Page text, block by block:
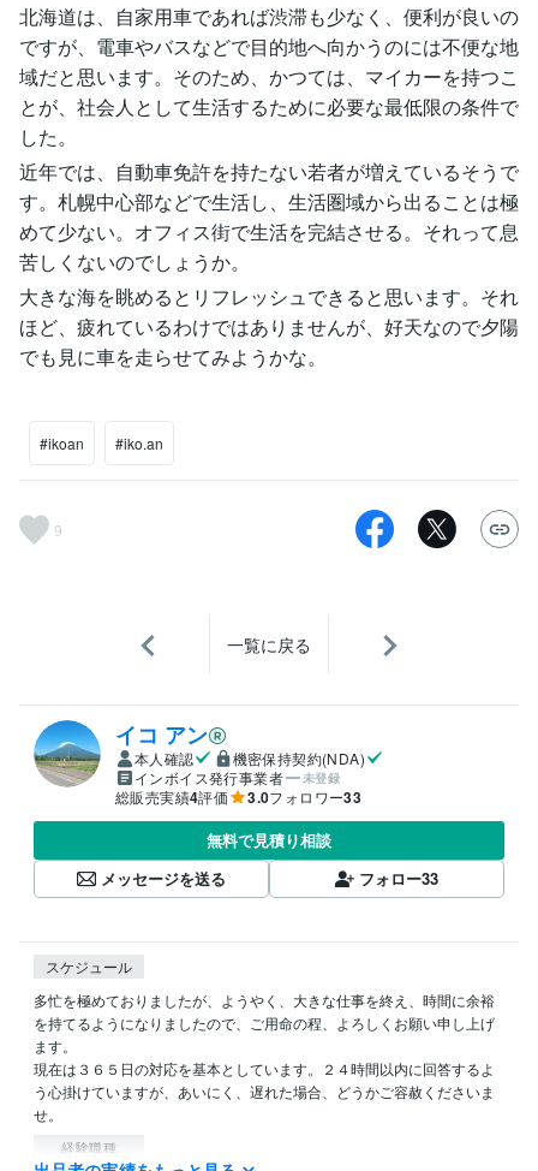
北海道は、自家用車であれば渋滞も少なく、便利が良いの
ですが、電車やバスなどで目的地へ向かうのには不便な地
域だと思います。そのため、かつては、マイカーを持つこ
とが、社会人として生活するために必要な最低限の条件で
した。
近年では、自動車免許を持たない若者が増えているそうで
す。札幌中心部などで生活し、生活圏域から出ることは極
めて少ない。オフィス街で生活を完結させる。それって息
苦しくないのでしょうか。
大きな海を眺めるとリフレッシュできると思います。それ
ほど、疲れているわけではありませんが、好天なので夕陽
でも見に車を走らせてみようかな。
#ikoan #iko.an
9
一覧に戻る
イコ アン
本人確認
機密保持契約(NDA)
インボイス発行事業者
未登録
総販売実績4評価 3.0フォロワー33
無料で見積り相談
メッセージを送る
フォロー33
スケジュール
多忙を極めておりましたが、ようやく、大きな仕事を終え、時間に余裕
を持てるようになりましたので、ご用命の程、よろしくお願い申し上げ
ます。
現在は３６５日の対応を基本としています。２４時間以内に回答するよ
う心掛けていますが、あいにく、遅れた場合、どうかご容赦くださいま
せ。
経験職種